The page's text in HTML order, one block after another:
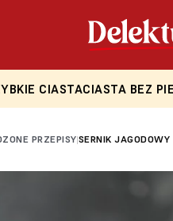
CIASTACIASTA BEZ
PRZEPISY|SERNIK JAGODOWY